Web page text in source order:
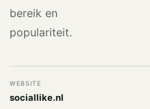
bereik en
populariteit.
WEBSITE
sociallike.nl